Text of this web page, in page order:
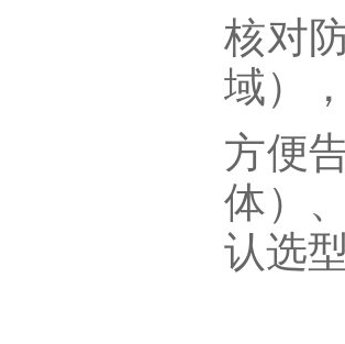
核对
域）
方便
体）
认选